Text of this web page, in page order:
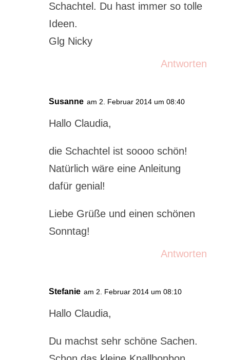
Schachtel. Du hast immer so tolle
Ideen.
Glg Nicky
Antworten
Susanne am 2. Februar 2014 um 08:40
Hallo Claudia,
die Schachtel ist soooo schön!
Natürlich wäre eine Anleitung
dafür genial!
Liebe Grüße und einen schönen
Sonntag!
Antworten
Stefanie am 2. Februar 2014 um 08:10
Hallo Claudia,
Du machst sehr schöne Sachen.